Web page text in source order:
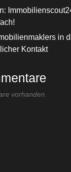
in
Kontakt
vorhanden.